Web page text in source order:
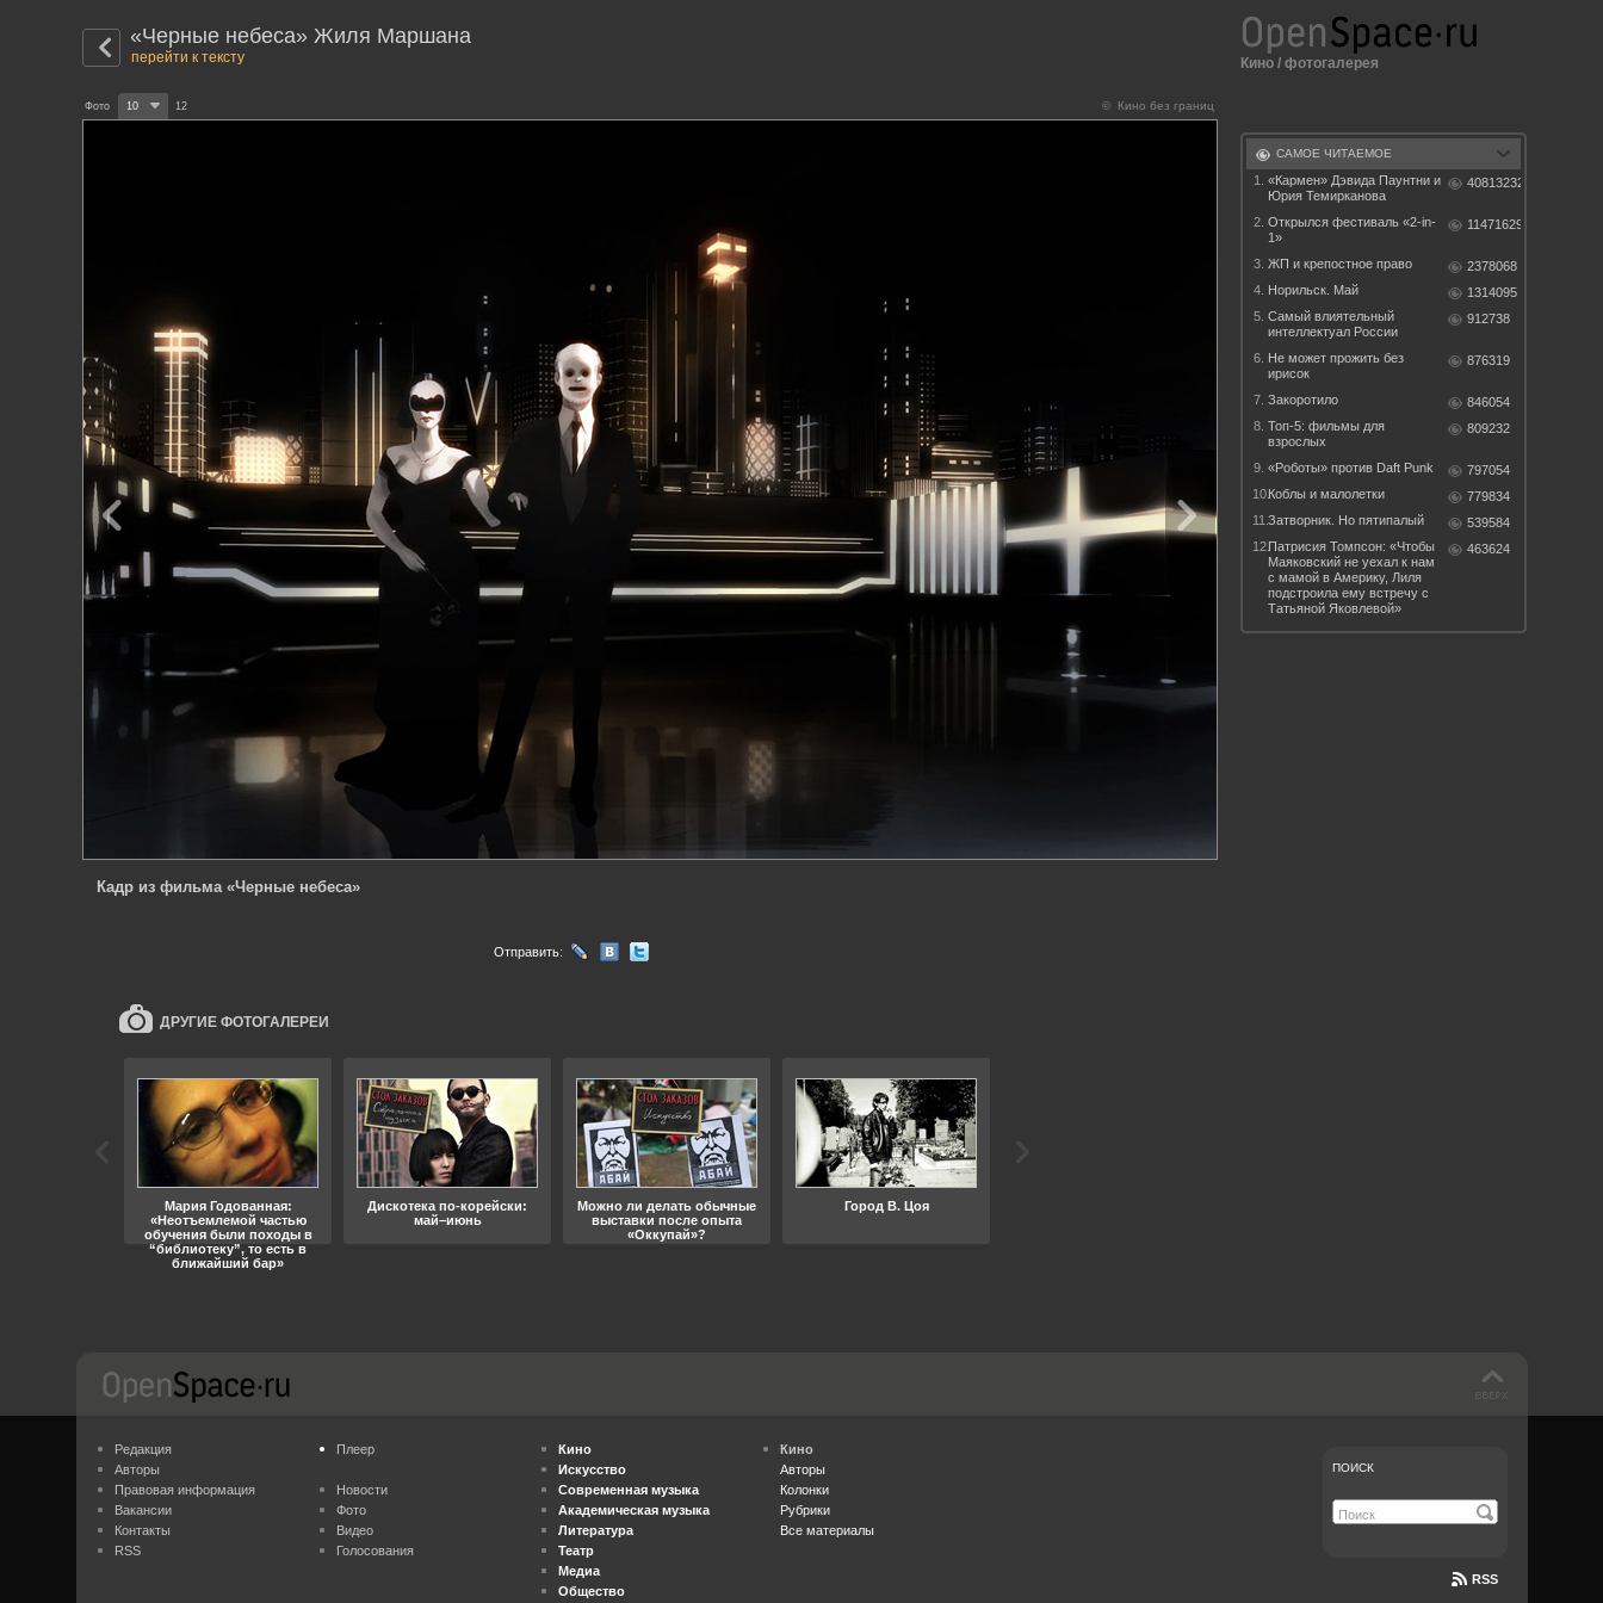
«Черные небеса» Жиля Маршана
перейти к тексту
© Кино без границ
Фото 10 12
Кадр из фильма «Черные небеса»
Отправить:
ДРУГИЕ ФОТОГАЛЕРЕИ
Мария Годованная:
«Неотъемлемой частью
обучения были походы в
“библиотеку”, то есть в
ближайший бар»
Дискотека по-корейски:
май–июнь
Можно ли делать обычные
выставки после опыта
«Оккупай»?
Город В. Цоя
Кино / фотогалерея
САМОЕ ЧИТАЕМОЕ
1.
«Кармен» Дэвида Паунтни и
Юрия Темирканова
40813232
2. Открылся фестиваль «2-in-
1»
11471629
3. ЖП и крепостное право
2378068
4. Норильск. Май
1314095
5. Самый влиятельный
интеллектуал России
912738
6. Не может прожить без
ирисок
876319
7. Закоротило
846054
8. Топ-5: фильмы для
взрослых
809232
9. «Роботы» против Daft Punk
797054
10.Коблы и малолетки
779834
11.Затворник. Но пятипалый
539584
12.Патрисия Томпсон: «Чтобы
Маяковский не уехал к нам
с мамой в Америку, Лиля
подстроила ему встречу с
Татьяной Яковлевой»
463624
Редакция
Авторы
Правовая информация
Вакансии
Контакты
RSS
Плеер
Новости
Фото
Видео
Голосования
Кино
Искусство
Современная музыка
Академическая музыка
Литература
Театр
Медиа
Общество
Кино
Авторы
Колонки
Рубрики
Все материалы
ПОИСК
RSS